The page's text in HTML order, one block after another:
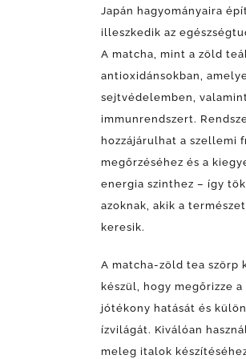
Japán hagyományaira
illeszkedik az
A matcha, mint a zöld
antioxidánsokban,
sejtvédelemben,
immunrendszert.
hozzájárulhat a szellemi
megőrzéséhez és a
energia szinthez – így
azoknak, akik a
keresik.
A matcha-zöld tea szörp
készül, hogy megőrizze
jótékony hatását és
ízvilágát. Kiválóan
meleg italok